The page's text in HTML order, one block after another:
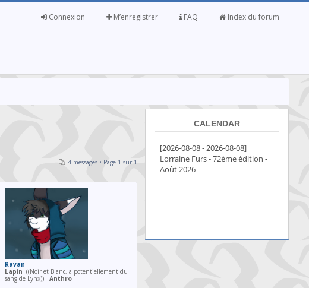
Index du forum
FAQ
M’enregistrer
Connexion
4 messages • Page 1 sur 1
Ravan
Lapin ((Noir et Blanc, a potentiellement du
sang de Lynx))
Anthro
CALENDAR